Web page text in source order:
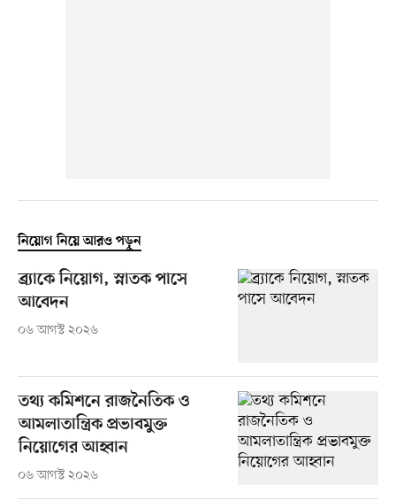
নিয়োগ নিয়ে আরও পড়ুন
ব্র্যাকে নিয়োগ, স্নাতক পাসে
আবেদন
০৬ আগস্ট ২০২৬
তথ্য কমিশনে রাজনৈতিক ও
আমলাতান্ত্রিক প্রভাবমুক্ত
নিয়োগের আহ্বান
০৬ আগস্ট ২০২৬